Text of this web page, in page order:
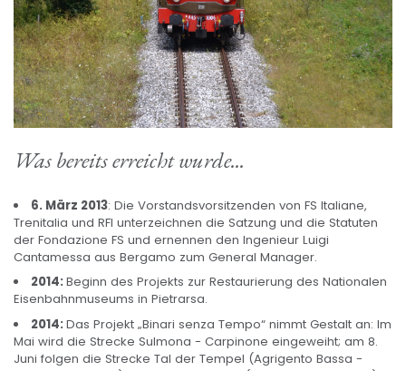
Was bereits erreicht wurde...
6. März 2013: Die Vorstandsvorsitzenden von FS Italiane,
Trenitalia und RFI unterzeichnen die Satzung und die Statuten
der Fondazione FS und ernennen den Ingenieur Luigi
Cantamessa aus Bergamo zum General Manager.
2014:Beginn des Projekts zur Restaurierung des Nationalen
Eisenbahnmuseums in Pietrarsa.
2014:Das Projekt „Binari senza Tempo“ nimmt Gestalt an: Im
Mai wird die Strecke Sulmona - Carpinone eingeweiht; am 8.
Juni folgen die Strecke Tal der Tempel (Agrigento Bassa -